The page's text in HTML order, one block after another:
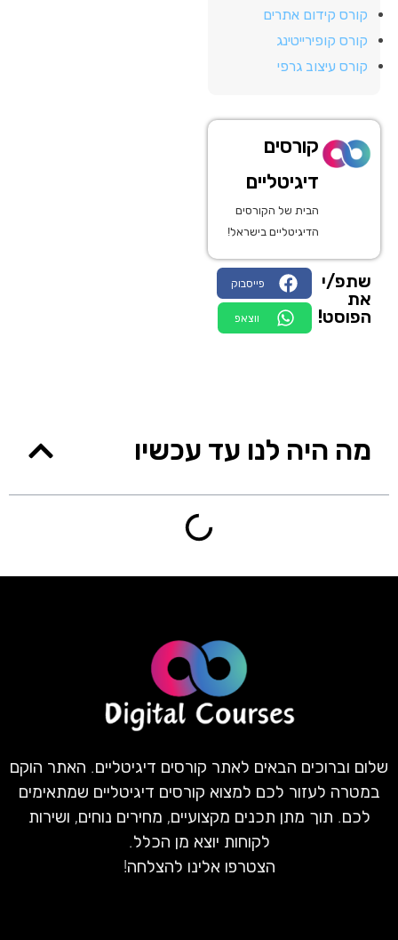
קורס קידום אתרים
קורס קופירייטינג
קורס עיצוב גרפי
קורסים
דיגיטליים
הבית של הקורסים
הדיגיטליים בישראל!
שתפ/י
את
הפוסט!
פייסבוק
ווצאפ
מה היה לנו עד עכשיו
שלום וברוכים הבאים לאתר קורסים דיגיטליים. האתר הוקם
במטרה לעזור לכם למצוא קורסים דיגיטליים שמתאימים
לכם. תוך מתן תכנים מקצועיים, מחירים נוחים, ושירות
לקוחות יוצא מן הכלל.
הצטרפו אלינו להצלחה!